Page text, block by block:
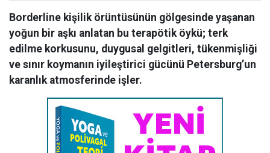
Borderline kişilik örüntüsünün gölgesinde yaşanan
yoğun bir aşkı anlatan bu terapötik öykü; terk
edilme korkusunu, duygusal gelgitleri, tükenmişliği
ve sınır koymanın iyileştirici gücünü Petersburg’un
karanlık atmosferinde işler.